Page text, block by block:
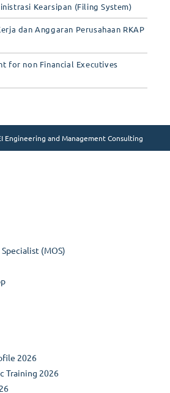
Kearsipan (Filing System)
dan Anggaran Perusahaan RKAP
for non Financial Executives
Engineering and Management Consulting
(MOS)
2026
Training 2026